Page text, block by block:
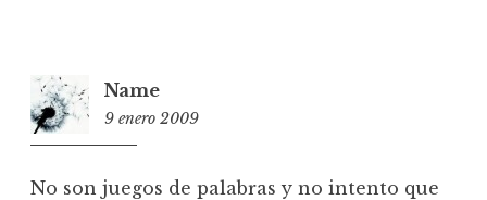
Name
9 enero 2009
No son juegos de palabras y no intento que